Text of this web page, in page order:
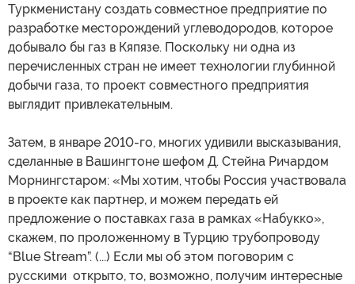
Туркменистану создать совместное предприятие по
разработке месторождений углеводородов, которое
добывало бы газ в Кяпязе. Поскольку ни одна из
перечисленных стран не имеет технологии глубинной
добычи газа, то проект совместного предприятия
выглядит привлекательным.
Затем, в январе 2010-го, многих удивили высказывания,
сделанные в Вашингтоне шефом Д. Стейна Ричардом
Морнингстаром: «Мы хотим, чтобы Россия участвовала
в проекте как партнер, и можем передать ей
предложение о поставках газа в рамках «Набукко»,
скажем, по проложенному в Турцию трубопроводу
“Blue Stream”. (...) Если мы об этом поговорим с
русскими открыто, то, возможно, получим интересные